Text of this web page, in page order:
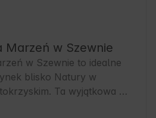
Marzeń w Szewnie
w Szewnie to idealne
blisko Natury w
Ta wyjątkowa
komfort z bliskością